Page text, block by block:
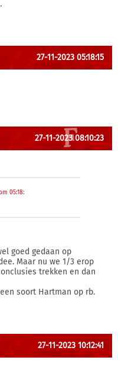
27-11-2023 05:18:15
27-11-2023 08:10:23
05:18:
goed gedaan op
Maar nu we 1/3 erop
trekken en dan
soort Hartman op rb.
27-11-2023 10:12:41